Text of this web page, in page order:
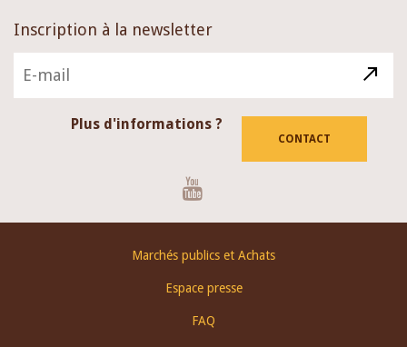
Inscription à la newsletter
Plus d'informations ?
CONTACT
Marchés publics et Achats
Espace presse
FAQ